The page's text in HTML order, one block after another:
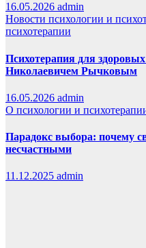
16.05.2026 admin
Новости психологии и
психотерапии
Психотерапия для
Николаевичем Рычковым
16.05.2026 admin
О психологии и
Парадокс выбора: почему
несчастными
11.12.2025 admin